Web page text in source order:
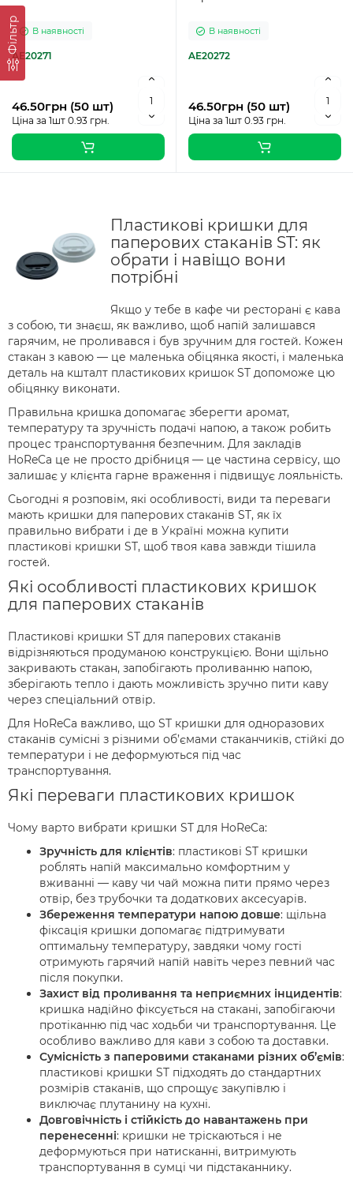
Фільтр В наявності
AE20271
46.50грн (50 шт)
Ціна за 1шт 0.93 грн.
В наявності
AE20272
46.50грн (50 шт)
Ціна за 1шт 0.93 грн.
Пластикові кришки для
паперових стаканів ST: як
обрати і навіщо вони
потрібні
Якщо у тебе в кафе чи ресторані є кава
з собою, ти знаєш, як важливо, щоб напій залишався
гарячим, не проливався і був зручним для гостей. Кожен
стакан з кавою — це маленька обіцянка якості, і маленька
деталь на кшталт пластикових кришок ST допоможе цю
обіцянку виконати.
Правильна кришка допомагає зберегти аромат,
температуру та зручність подачі напою, а також робить
процес транспортування безпечним. Для закладів
HoReCa це не просто дрібниця — це частина сервісу, що
залишає у клієнта гарне враження і підвищує лояльність.
Сьогодні я розповім, які особливості, види та переваги
мають кришки для паперових стаканів ST, як їх
правильно вибрати і де в Україні можна купити
пластикові кришки ST, щоб твоя кава завжди тішила
гостей.
Які особливості пластикових кришок
для паперових стаканів
Пластикові кришки ST для паперових стаканів
відрізняються продуманою конструкцією. Вони щільно
закривають стакан, запобігають проливанню напою,
зберігають тепло і дають можливість зручно пити каву
через спеціальний отвір.
Для HoReCa важливо, що ST кришки для одноразових
стаканів сумісні з різними об’ємами стаканчиків, стійкі до
температури і не деформуються під час
транспортування.
Які переваги пластикових кришок
Чому варто вибрати кришки ST для HoReCa:
Зручність для клієнтів: пластикові ST кришки
роблять напій максимально комфортним у
вживанні — каву чи чай можна пити прямо через
отвір, без трубочки та додаткових аксесуарів.
Збереження температури напою довше: щільна
фіксація кришки допомагає підтримувати
оптимальну температуру, завдяки чому гості
отримують гарячий напій навіть через певний час
після покупки.
Захист від проливання та неприємних інцидентів:
кришка надійно фіксується на стакані, запобігаючи
протіканню під час ходьби чи транспортування. Це
особливо важливо для кави з собою та доставки.
Сумісність з паперовими стаканами різних об’ємів:
пластикові кришки ST підходять до стандартних
розмірів стаканів, що спрощує закупівлю і
виключає плутанину на кухні.
Довговічність і стійкість до навантажень при
перенесенні: кришки не тріскаються і не
деформуються при натисканні, витримують
транспортування в сумці чи підстаканнику.